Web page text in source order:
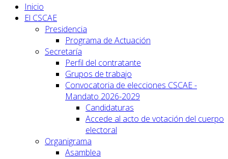
Inicio
El CSCAE
Presidencia
Programa de Actuación
Secretaría
Perfil del contratante
Grupos de trabajo
Convocatoria de elecciones CSCAE -
Mandato 2026-2029
Candidaturas
Accede al acto de votación del cuerpo
electoral
Organigrama
Asamblea